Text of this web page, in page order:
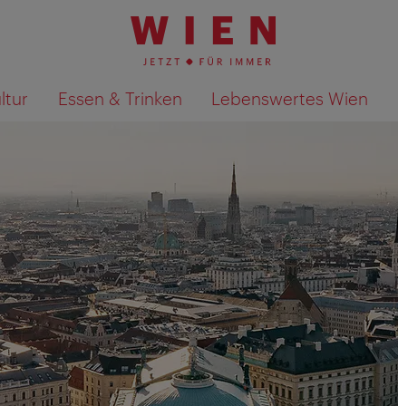
Essen & Trinken Lebenswertes Wien